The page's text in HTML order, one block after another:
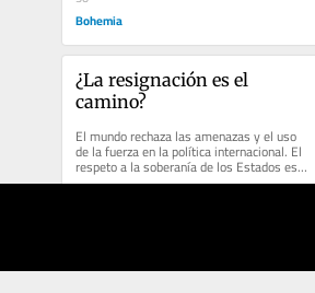
Bohemia
¿La resignación es el
camino?
El mundo rechaza las amenazas y el uso
de la fuerza en la política internacional. El
respeto a la soberanía de los Estados es
esencial para la paz....